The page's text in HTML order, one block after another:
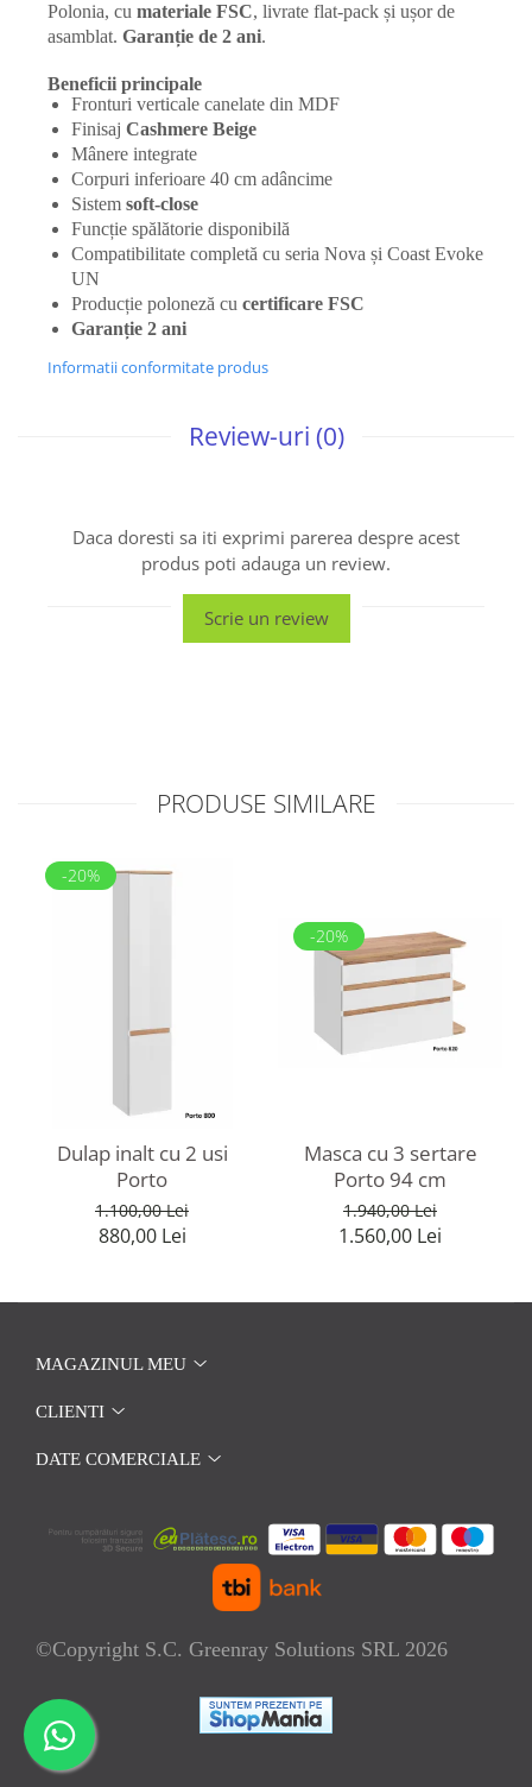
Polonia, cu materiale FSC, livrate flat-pack și ușor de
asamblat. Garanție de 2 ani.
Beneficii principale
Fronturi verticale canelate din MDF
Finisaj Cashmere Beige
Mânere integrate
Corpuri inferioare 40 cm adâncime
Sistem soft-close
Funcție spălătorie disponibilă
Compatibilitate completă cu seria Nova și Coast Evoke
UN
Producție poloneză cu certificare FSC
Garanție 2 ani
Informatii conformitate produs
Review-uri (0)
Daca doresti sa iti exprimi parerea despre acest
produs poti adauga un review.
Scrie un review
PRODUSE SIMILARE
-20%
Dulap inalt cu 2 usi
Porto
1.100,00 Lei
880,00 Lei
-20%
Masca cu 3 sertare
Porto 94 cm
1.940,00 Lei
1.560,00 Lei
MAGAZINUL MEU
CLIENTI
DATE COMERCIALE
©Copyright S.C. Greenray Solutions SRL 2026